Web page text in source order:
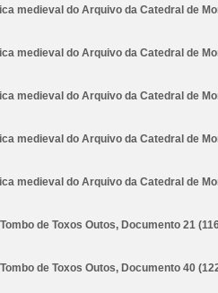
medieval do Arquivo da Catedral de
medieval do Arquivo da Catedral de
medieval do Arquivo da Catedral de
medieval do Arquivo da Catedral de
medieval do Arquivo da Catedral de
de Toxos Outos, Documento 21
de Toxos Outos, Documento 40